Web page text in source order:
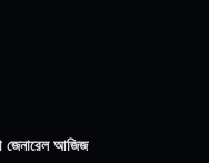
জেনারেল আজিজ